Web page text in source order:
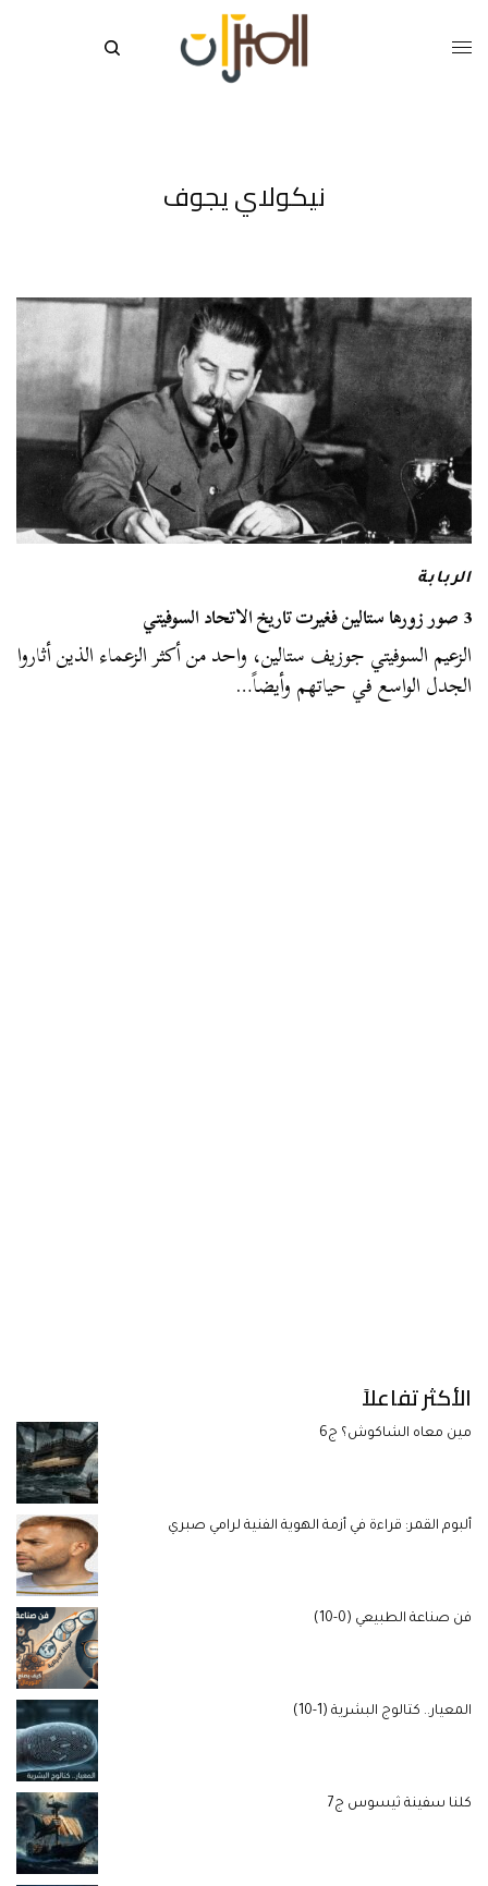
نيكولاي يجوف
الربابة
3 صور زورها ستالين فغيرت تاريخ الاتحاد السوفيتي
الزعيم السوفيتي جوزيف ستالين، واحد من أكثر الزعماء الذين أثاروا
الجدل الواسع في حياتهم وأيضاً…
الأكثر تفاعلاً
مين معاه الشاكوش؟ ج6
ألبوم القمر: قراءة في أزمة الهوية الفنية لرامي صبري
فن صناعة الطبيعي (0-10)
المعيار.. كتالوج البشرية (1-10)
كلنا سفينة ثيسوس ج7